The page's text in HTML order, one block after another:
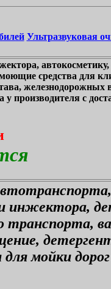
Ультразвуковая
автокосметику,
средства для
железнодорожных
производителя с
инжектора,
транспорта,
мойки